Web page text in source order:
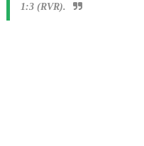
1:3 (RVR).